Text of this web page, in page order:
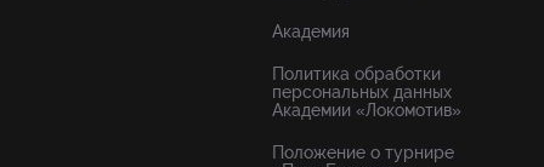
Академия
Политика обработки
персональных данных
Академии «Локомотив»
Положение о турнире